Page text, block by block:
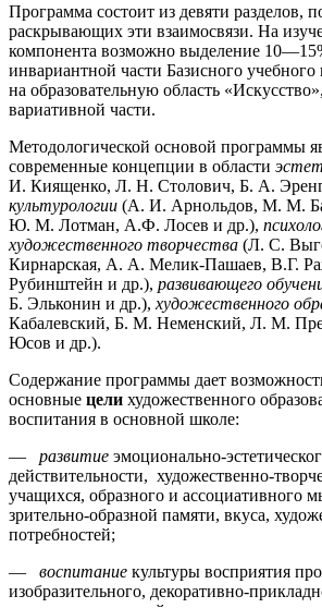
Программа состоит из девяти разделов,
раскрывающих эти взаимосвязи. На
компонента возможно выделение
инвариантной части Базисного
на образовательную область
вариативной части.
Методологической основой программы
современные концепции в области
И. Киященко, Л. Н. Столович, Б. А.
культурологии (А. И. Арнольдов, М. М.
Ю. М. Лотман, A.Ф. Лосев и др.),
художественного творчества (Л. С.
Кирнарская, А. А. Мелик-Пашаев, B.Г.
Рубинштейн и др.), развивающего обуче
Б. Эльконин и др.), художественного
Кабалевский, Б. М. Неменский, Л. М.
Юсов и др.).
Содержание программы дает
основные цели художественного
воспитания в основной школе:
— развитие эмоционально-
действительности, художественно-
учащихся, образного и ассоциативного
зрительно-образной памяти, вкуса,
потребностей;
— воспитание культуры восприятия
изобразительного, декоративно-